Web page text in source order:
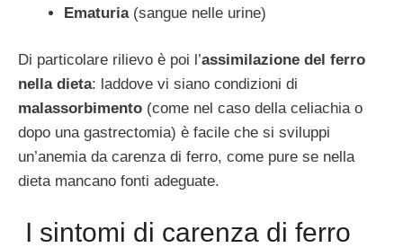
Ematuria(sangue nelle urine)
Di particolare rilievo è poi l’assimilazione del ferro
nella dieta: laddove vi siano condizioni di
malassorbimento (come nel caso della celiachia o
dopo una gastrectomia) è facile che si sviluppi
un’anemia da carenza di ferro, come pure se nella
dieta mancano fonti adeguate.
I sintomi di carenza di ferro